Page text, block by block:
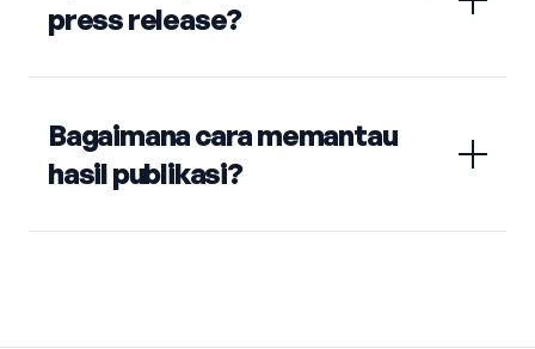
press release?
Bagaimana cara memantau
hasil publikasi?